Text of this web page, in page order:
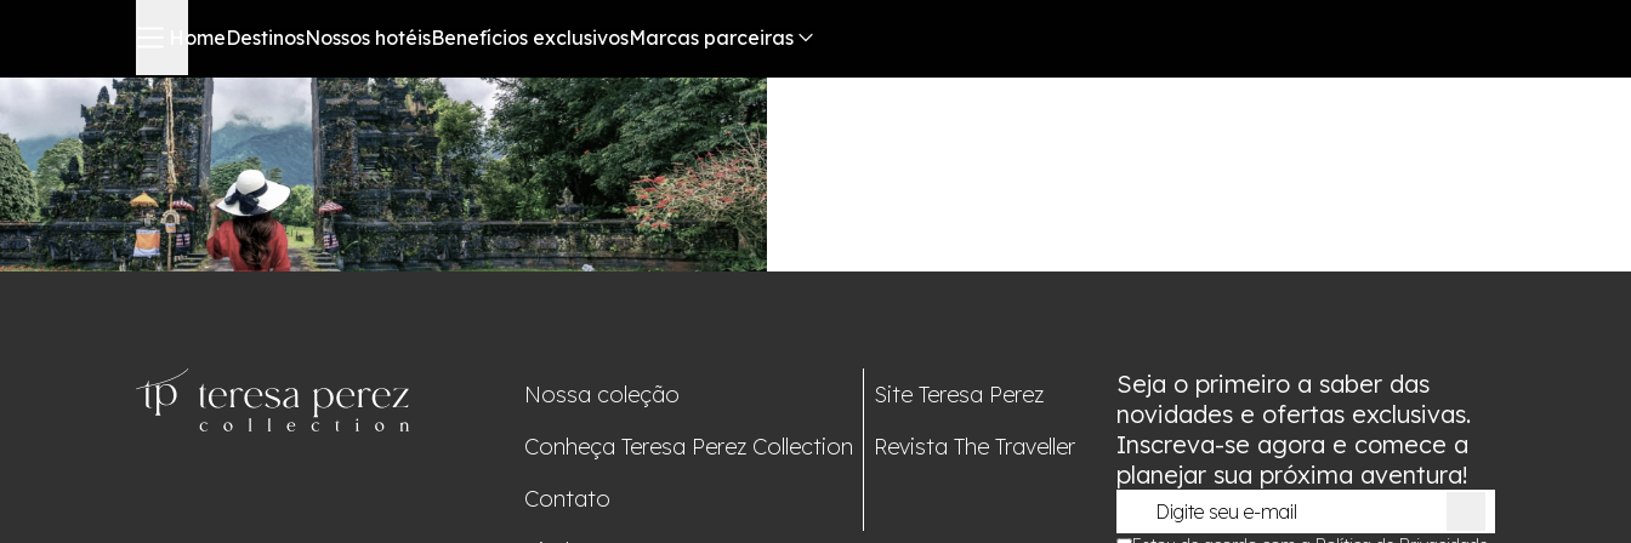
HomeDestinosNossos hotéisBenefícios exclusivosMarcas parceiras
Nossa coleção
Conheça Teresa Perez Collection
Contato
Site Teresa Perez
Revista The Traveller
Seja o primeiro a saber das
novidades e ofertas exclusivas.
Inscreva-se agora e comece a
planejar sua próxima aventura!